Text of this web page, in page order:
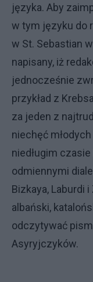
języka. Aby
w tym języku do
w St. Sebastian
napisany, iż
jednocześnie
przykład z
za jeden z
niechęć
niedługim
odmiennymi
Bizkaya, Laburdi
albański,
odczytywać
Asyryjczyków.